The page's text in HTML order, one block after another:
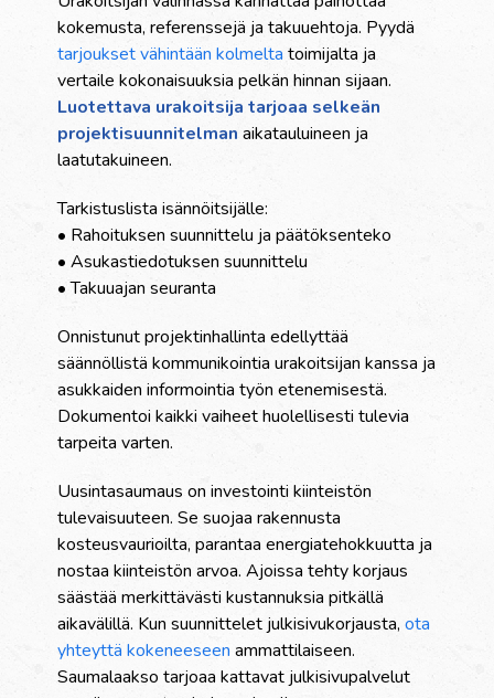
kokemusta, referenssejä ja takuuehtoja. Pyydä
tarjoukset vähintään kolmelta toimijalta ja
vertaile kokonaisuuksia pelkän hinnan sijaan.
Luotettava urakoitsija tarjoaa selkeän
projektisuunnitelman aikatauluineen ja
laatutakuineen.
Tarkistuslista isännöitsijälle:
• Rahoituksen suunnittelu ja päätöksenteko
• Asukastiedotuksen suunnittelu
• Takuuajan seuranta
Onnistunut projektinhallinta edellyttää
säännöllistä kommunikointia urakoitsijan kanssa ja
asukkaiden informointia työn etenemisestä.
Dokumentoi kaikki vaiheet huolellisesti tulevia
tarpeita varten.
Uusintasaumaus on investointi kiinteistön
tulevaisuuteen. Se suojaa rakennusta
kosteusvaurioilta, parantaa energiatehokkuutta ja
nostaa kiinteistön arvoa. Ajoissa tehty korjaus
säästää merkittävästi kustannuksia pitkällä
aikavälillä. Kun suunnittelet julkisivukorjausta,ota
yhteyttä kokeneeseen ammattilaiseen.
Saumalaakso tarjoaa kattavat julkisivupalvelut